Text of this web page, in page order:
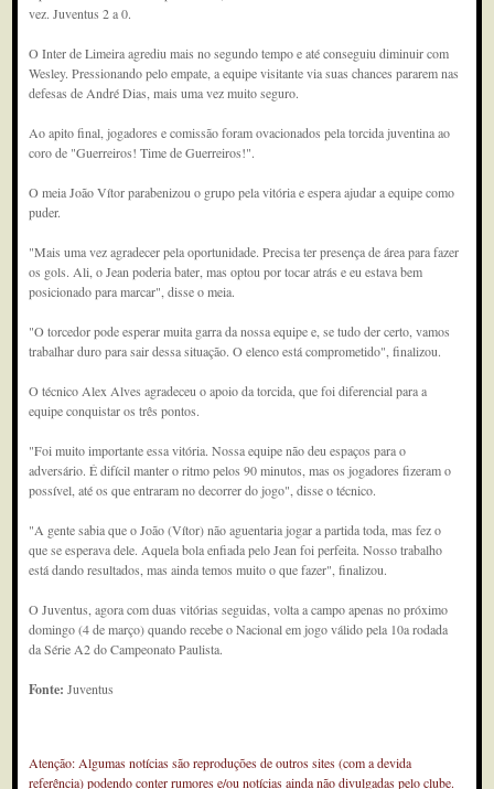
vez. Juventus 2 a 0.
O Inter de Limeira agrediu mais no segundo tempo e até conseguiu diminuir com
Wesley. Pressionando pelo empate, a equipe visitante via suas chances pararem nas
defesas de André Dias, mais uma vez muito seguro.
Ao apito final, jogadores e comissão foram ovacionados pela torcida juventina ao
coro de "Guerreiros! Time de Guerreiros!".
O meia João Vítor parabenizou o grupo pela vitória e espera ajudar a equipe como
puder.
"Mais uma vez agradecer pela oportunidade. Precisa ter presença de área para fazer
os gols. Ali, o Jean poderia bater, mas optou por tocar atrás e eu estava bem
posicionado para marcar", disse o meia.
"O torcedor pode esperar muita garra da nossa equipe e, se tudo der certo, vamos
trabalhar duro para sair dessa situação. O elenco está comprometido", finalizou.
O técnico Alex Alves agradeceu o apoio da torcida, que foi diferencial para a
equipe conquistar os três pontos.
"Foi muito importante essa vitória. Nossa equipe não deu espaços para o
adversário. É difícil manter o ritmo pelos 90 minutos, mas os jogadores fizeram o
possível, até os que entraram no decorrer do jogo", disse o técnico.
"A gente sabia que o João (Vítor) não aguentaria jogar a partida toda, mas fez o
que se esperava dele. Aquela bola enfiada pelo Jean foi perfeita. Nosso trabalho
está dando resultados, mas ainda temos muito o que fazer", finalizou.
O Juventus, agora com duas vitórias seguidas, volta a campo apenas no próximo
domingo (4 de março) quando recebe o Nacional em jogo válido pela 10a rodada
da Série A2 do Campeonato Paulista.
Fonte:Juventus
Atenção: Algumas notícias são reproduções de outros sites (com a devida
referência) podendo conter rumores e/ou notícias ainda não divulgadas pelo clube.